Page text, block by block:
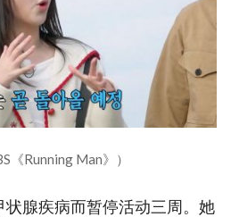
《Running Man》）
腺疾病而暂停活动三周。她